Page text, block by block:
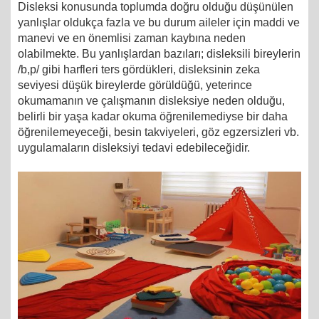
Disleksi konusunda toplumda doğru olduğu düşünülen
yanlışlar oldukça fazla ve bu durum aileler için maddi ve
manevi ve en önemlisi zaman kaybına neden
olabilmekte. Bu yanlışlardan bazıları; disleksili bireylerin
/b,p/ gibi harfleri ters gördükleri, disleksinin zeka
seviyesi düşük bireylerde görüldüğü, yeterince
okumamanın ve çalışmanın disleksiye neden olduğu,
belirli bir yaşa kadar okuma öğrenilemediyse bir daha
öğrenilemeyeceği, besin takviyeleri, göz egzersizleri vb.
uygulamaların disleksiyi tedavi edebileceğidir.